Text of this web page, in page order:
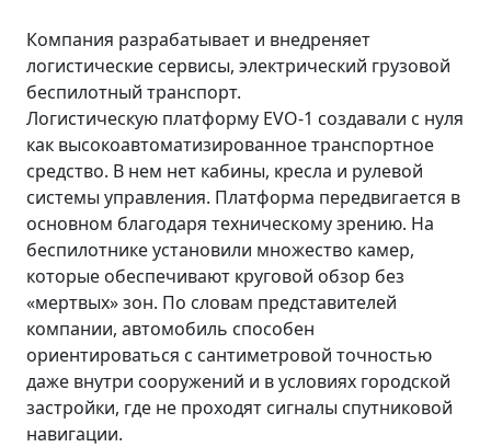
Компания разрабатывает и внедреняет
логистические сервисы, электрический грузовой
беспилотный транспорт.
Логистическую платформу EVO-1 создавали с нуля
как высокоавтоматизированное транспортное
средство. В нем нет кабины, кресла и рулевой
системы управления. Платформа передвигается в
основном благодаря техническому зрению. На
беспилотнике установили множество камер,
которые обеспечивают круговой обзор без
«мертвых» зон. По словам представителей
компании, автомобиль способен
ориентироваться с сантиметровой точностью
даже внутри сооружений и в условиях городской
застройки, где не проходят сигналы спутниковой
навигации.